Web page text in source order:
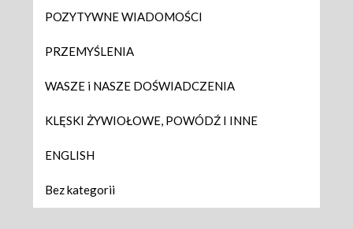
POZYTYWNE WIADOMOŚCI
PRZEMYŚLENIA
WASZE i NASZE DOŚWIADCZENIA
KLĘSKI ŻYWIOŁOWE, POWÓDŹ I INNE
ENGLISH
Bez kategorii